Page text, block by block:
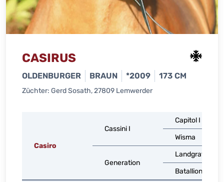
CASIRUS
OLDENBURGER BRAUN *2009 173 CM
Züchter: Gerd Sosath, 27809 Lemwerder
Casiro
Cassini I
Generation
Capitol I
Wisma
Landgraf I
Batallion B